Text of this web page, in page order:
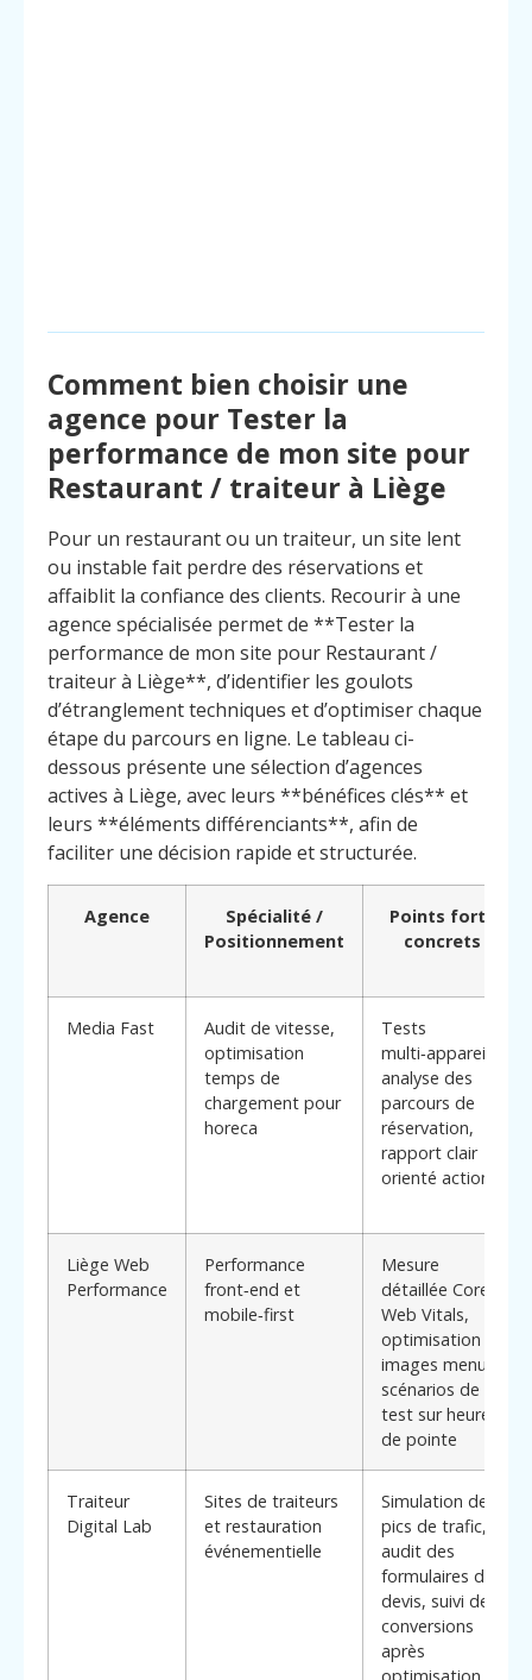
Comment bien choisir une
agence pour Tester la
performance de mon site pour
Restaurant / traiteur à Liège
Pour un restaurant ou un traiteur, un site lent
ou instable fait perdre des réservations et
affaiblit la confiance des clients. Recourir à une
agence spécialisée permet de **Tester la
performance de mon site pour Restaurant /
traiteur à Liège**, d’identifier les goulots
d’étranglement techniques et d’optimiser chaque
étape du parcours en ligne. Le tableau ci-
dessous présente une sélection d’agences
actives à Liège, avec leurs **bénéfices clés** et
leurs **éléments différenciants**, afin de
faciliter une décision rapide et structurée.
Agence
Spécialité /
Positionnement
Points forts
concrets
Media Fast
Audit de vitesse,
optimisation
temps de
chargement pour
horeca
Tests
multi‑appareils,
analyse des
parcours de
réservation,
rapport clair
orienté actions
Liège Web
Performance
Performance
front‑end et
mobile‑first
Mesure
détaillée Core
Web Vitals,
optimisation
images menus,
scénarios de
test sur heures
de pointe
Traiteur
Digital Lab
Sites de traiteurs
et restauration
événementielle
Simulation de
pics de trafic,
audit des
formulaires de
devis, suivi des
conversions
après
optimisation